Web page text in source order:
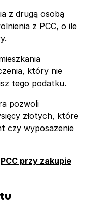
z drugą osobą
z PCC, o ile
który nie
tego podatku.
pozwoli
złotych, które
czy wyposażenie
PCC przy zakupie